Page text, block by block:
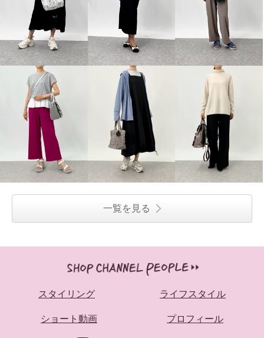
エアリー ドロストワイドパンツ
ピスタチオ
ベージュ
¥0
一覧を見る
スタイリング ライフスタイル
ショート動画 プロフィール